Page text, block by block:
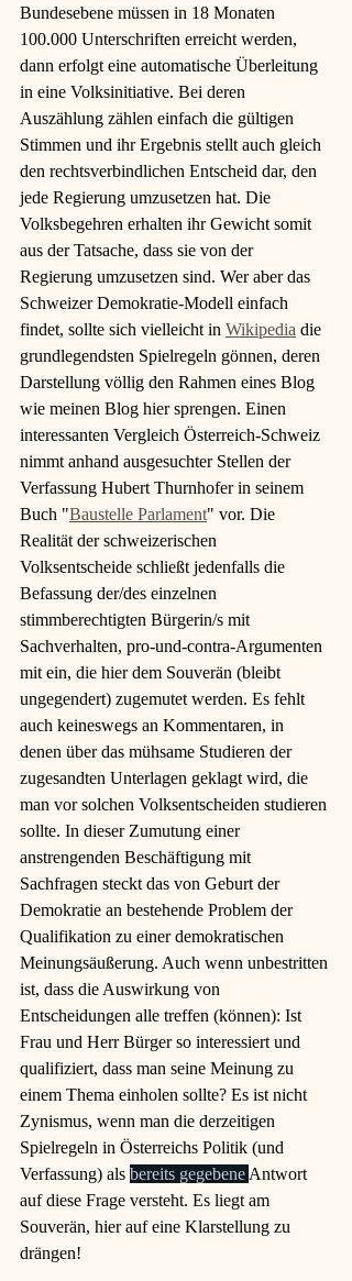
Bundesebene müssen in 18 Monaten
100.000 Unterschriften erreicht werden,
dann erfolgt eine automatische Überleitung
in eine Volksinitiative. Bei deren
Auszählung zählen einfach die gültigen
Stimmen und ihr Ergebnis stellt auch gleich
den rechtsverbindlichen Entscheid dar, den
jede Regierung umzusetzen hat. Die
Volksbegehren erhalten ihr Gewicht somit
aus der Tatsache, dass sie von der
Regierung umzusetzen sind. Wer aber das
Schweizer Demokratie-Modell einfach
findet, sollte sich vielleicht in Wikipedia die
grundlegendsten Spielregeln gönnen, deren
Darstellung völlig den Rahmen eines Blog
wie meinen Blog hier sprengen. Einen
interessanten Vergleich Österreich-Schweiz
nimmt anhand ausgesuchter Stellen der
Verfassung Hubert Thurnhofer in seinem
Buch "Baustelle Parlament" vor. Die
Realität der schweizerischen
Volksentscheide schließt jedenfalls die
Befassung der/des einzelnen
stimmberechtigten Bürgerin/s mit
Sachverhalten, pro-und-contra-Argumenten
mit ein, die hier dem Souverän (bleibt
ungegendert) zugemutet werden. Es fehlt
auch keineswegs an Kommentaren, in
denen über das mühsame Studieren der
zugesandten Unterlagen geklagt wird, die
man vor solchen Volksentscheiden studieren
sollte. In dieser Zumutung einer
anstrengenden Beschäftigung mit
Sachfragen steckt das von Geburt der
Demokratie an bestehende Problem der
Qualifikation zu einer demokratischen
Meinungsäußerung. Auch wenn unbestritten
ist, dass die Auswirkung von
Entscheidungen alle treffen (können): Ist
Frau und Herr Bürger so interessiert und
qualifiziert, dass man seine Meinung zu
einem Thema einholen sollte? Es ist nicht
Zynismus, wenn man die derzeitigen
Spielregeln in Österreichs Politik (und
Verfassung) als bereits gegebene Antwort
auf diese Frage versteht. Es liegt am
Souverän, hier auf eine Klarstellung zu
drängen!